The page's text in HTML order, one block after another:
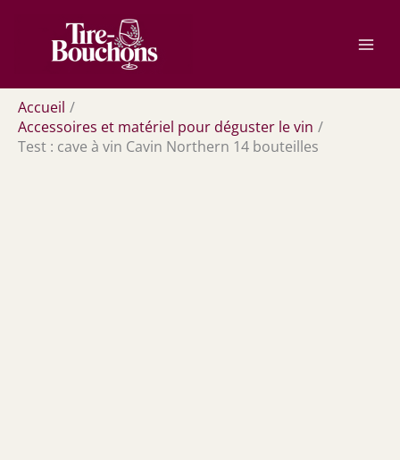
contenu
Accueil
Accessoires et matériel pour déguster le vin
Test : cave à vin Cavin Northern 14 bouteilles